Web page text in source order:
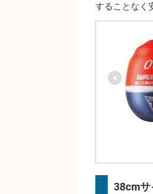
することなく
38cm